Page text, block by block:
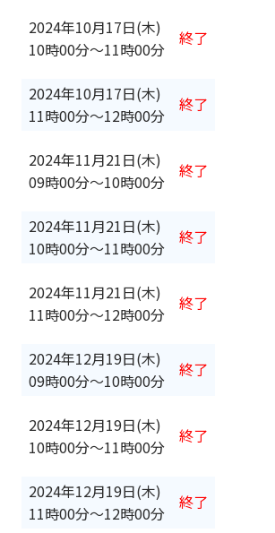
2024年10月17日(木)
10時00分〜11時00分
終了
2024年10月17日(木)
11時00分〜12時00分
終了
2024年11月21日(木)
09時00分〜10時00分
終了
2024年11月21日(木)
10時00分〜11時00分
終了
2024年11月21日(木)
11時00分〜12時00分
終了
2024年12月19日(木)
09時00分〜10時00分
終了
2024年12月19日(木)
10時00分〜11時00分
終了
2024年12月19日(木)
11時00分〜12時00分
終了